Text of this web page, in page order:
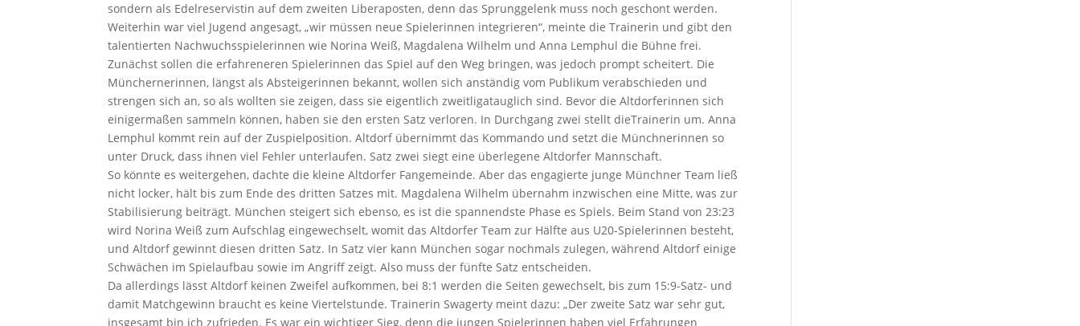
sondern als Edelreservistin auf dem zweiten Liberaposten, denn das Sprunggelenk muss noch geschont werden.
Weiterhin war viel Jugend angesagt, „wir müssen neue Spielerinnen integrieren“, meinte die Trainerin und gibt den
talentierten Nachwuchsspielerinnen wie Norina Weiß, Magdalena Wilhelm und Anna Lemphul die Bühne frei.
Zunächst sollen die erfahreneren Spielerinnen das Spiel auf den Weg bringen, was jedoch prompt scheitert. Die
Münchernerinnen, längst als Absteigerinnen bekannt, wollen sich anständig vom Publikum verabschieden und
strengen sich an, so als wollten sie zeigen, dass sie eigentlich zweitligatauglich sind. Bevor die Altdorferinnen sich
einigermaßen sammeln können, haben sie den ersten Satz verloren. In Durchgang zwei stellt dieTrainerin um. Anna
Lemphul kommt rein auf der Zuspielposition. Altdorf übernimmt das Kommando und setzt die Münchnerinnen so
unter Druck, dass ihnen viel Fehler unterlaufen. Satz zwei siegt eine überlegene Altdorfer Mannschaft.
So könnte es weitergehen, dachte die kleine Altdorfer Fangemeinde. Aber das engagierte junge Münchner Team ließ
nicht locker, hält bis zum Ende des dritten Satzes mit. Magdalena Wilhelm übernahm inzwischen eine Mitte, was zur
Stabilisierung beiträgt. München steigert sich ebenso, es ist die spannendste Phase es Spiels. Beim Stand von 23:23
wird Norina Weiß zum Aufschlag eingewechselt, womit das Altdorfer Team zur Hälfte aus U20-Spielerinnen besteht,
und Altdorf gewinnt diesen dritten Satz. In Satz vier kann München sogar nochmals zulegen, während Altdorf einige
Schwächen im Spielaufbau sowie im Angriff zeigt. Also muss der fünfte Satz entscheiden.
Da allerdings lässt Altdorf keinen Zweifel aufkommen, bei 8:1 werden die Seiten gewechselt, bis zum 15:9-Satz- und
damit Matchgewinn braucht es keine Viertelstunde. Trainerin Swagerty meint dazu: „Der zweite Satz war sehr gut,
insgesamt bin ich zufrieden. Es war ein wichtiger Sieg, denn die jungen Spielerinnen haben viel Erfahrungen